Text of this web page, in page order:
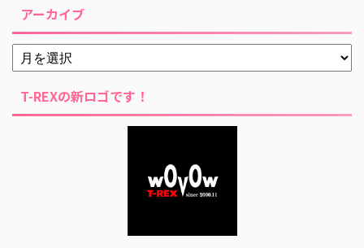
アーカイブ
T-REXの新ロゴです！